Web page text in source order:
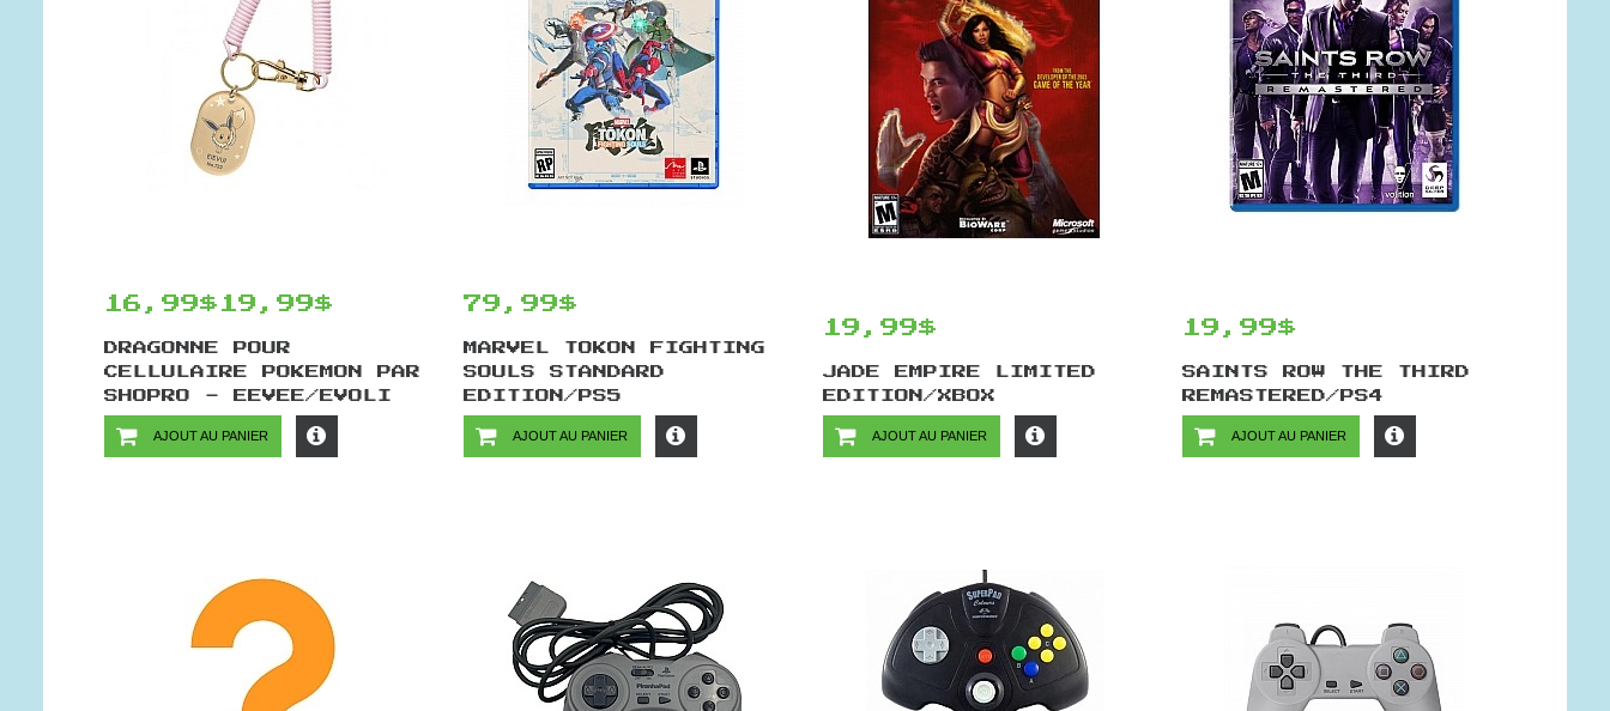
16,99$ 19,99$
DRAGONNE POUR
CELLULAIRE POKEMON PAR
SHOPRO - EEVEE/EVOLI
AJOUT AU PANIER
79,99$
MARVEL TOKON FIGHTING
SOULS STANDARD
EDITION/PS5
AJOUT AU PANIER
19,99$
JADE EMPIRE LIMITED
EDITION/XBOX
AJOUT AU PANIER
19,99$
SAINTS ROW THE THIRD
REMASTERED/PS4
AJOUT AU PANIER